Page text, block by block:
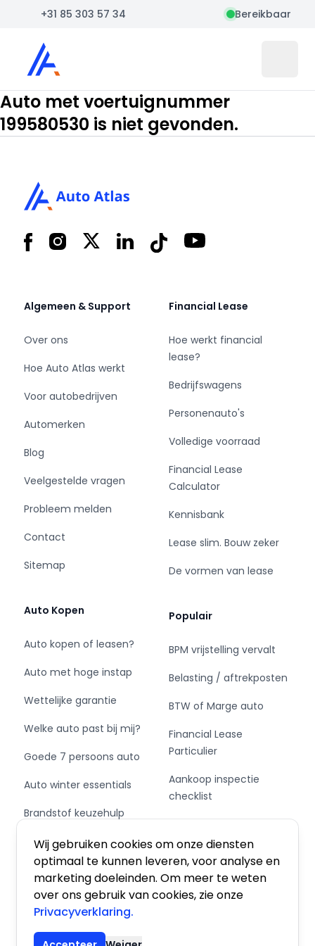
Wij gebruiken cookies om onze diensten
optimaal te kunnen leveren, voor analyse en
marketing doeleinden. Om meer te weten
over ons gebruik van cookies, zie onze
Privacyverklaring.
+31 85 303 57 34 Bereikbaar
Auto Atlas
Auto met voertuignummer
199580530 is niet gevonden.
FacebookInstagram
X LinkedInTiktok YouTube
Algemeen & Support
Over ons
Hoe Auto Atlas werkt
Voor autobedrijven
Automerken
Blog
Veelgestelde vragen
Probleem melden
Contact
Sitemap
Auto Kopen
Auto kopen of leasen?
Auto met hoge instap
Wettelijke garantie
Welke auto past bij mij?
Goede 7 persoons auto
Auto winter essentials
Brandstof keuzehulp
Schakel of automaat?
Financial Lease
Hoe werkt financial
lease?
Bedrijfswagens
Personenauto's
Volledige voorraad
Financial Lease
Calculator
Kennisbank
Lease slim. Bouw zeker
De vormen van lease
Populair
BPM vrijstelling vervalt
Belasting / aftrekposten
BTW of Marge auto
Financial Lease
Particulier
Aankoop inspectie
checklist
Private Leasen,
Financieren of Kopen?